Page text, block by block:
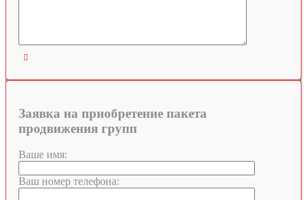

Заявка на приобретение пакета
продвижения групп
Ваше имя:
Ваш номер телефона: